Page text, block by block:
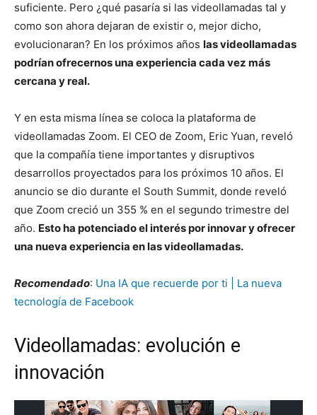
suficiente. Pero ¿qué pasaría si las videollamadas tal y
como son ahora dejaran de existir o, mejor dicho,
evolucionaran? En los próximos años las videollamadas
podrían ofrecernos una experiencia cada vez más
cercana y real.
Y en esta misma línea se coloca la plataforma de
videollamadas Zoom. El CEO de Zoom, Eric Yuan, reveló
que la compañía tiene importantes y disruptivos
desarrollos proyectados para los próximos 10 años. El
anuncio se dio durante el South Summit, donde reveló
que Zoom creció un 355 % en el segundo trimestre del
año. Esto ha potenciado el interés por innovar y ofrecer
una nueva experiencia en las videollamadas.
Recomendado: Una IA que recuerde por ti | La nueva
tecnología de Facebook
Videollamadas: evolución e
innovación